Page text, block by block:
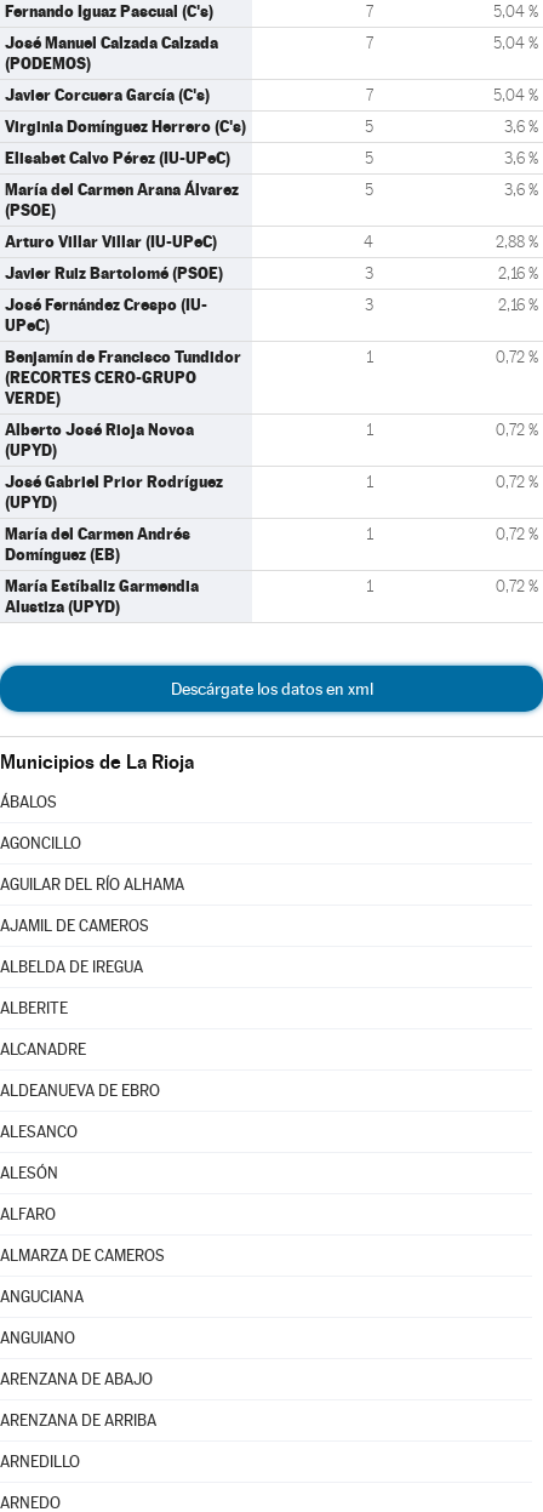
Fernando Iguaz Pascual (C's) 7 5,04 %
José Manuel Calzada Calzada
(PODEMOS)
7 5,04 %
Javier Corcuera García (C's) 7 5,04 %
Virginia Domínguez Herrero (C's) 5 3,6 %
Elisabet Calvo Pérez (IU-UPeC) 5 3,6 %
María del Carmen Arana Álvarez
(PSOE)
5 3,6 %
Arturo Villar Villar (IU-UPeC) 4 2,88 %
Javier Ruiz Bartolomé (PSOE) 3 2,16 %
José Fernández Crespo (IU-
UPeC)
3 2,16 %
Benjamín de Francisco Tundidor
(RECORTES CERO-GRUPO
VERDE)
1 0,72 %
Alberto José Rioja Novoa
(UPYD)
1 0,72 %
José Gabriel Prior Rodríguez
(UPYD)
1 0,72 %
María del Carmen Andrés
Domínguez (EB)
1 0,72 %
María Estíbaliz Garmendia
Alustiza (UPYD)
1 0,72 %
Descárgate los datos en xml
Municipios de La Rioja
ÁBALOS
AGONCILLO
AGUILAR DEL RÍO ALHAMA
AJAMIL DE CAMEROS
ALBELDA DE IREGUA
ALBERITE
ALCANADRE
ALDEANUEVA DE EBRO
ALESANCO
ALESÓN
ALFARO
ALMARZA DE CAMEROS
ANGUCIANA
ANGUIANO
ARENZANA DE ABAJO
ARENZANA DE ARRIBA
ARNEDILLO
ARNEDO